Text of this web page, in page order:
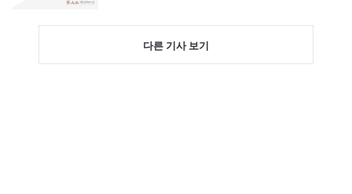
다른 기사 보기